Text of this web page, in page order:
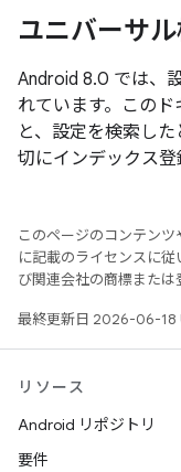
ユニバーサ
Android 8.0 では、
れています。この
と、設定を検索し
切にインデックス登
このページのコンテンツ
に記載のライセンスに
び関連会社の商標または
最終更新日 2026-06-18
リソース
Android リポジトリ
要件